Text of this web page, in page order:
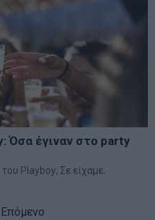
Όσα έγιναν στο party
Playboy; Σε είχαμε.
Επόμενο